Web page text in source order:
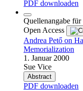
PDF downloaden
Quellenangabe
Open Access
Andrea Pető on
Memorialization
1. Januar 2000
Sue Vice
Abstract
PDF downloaden